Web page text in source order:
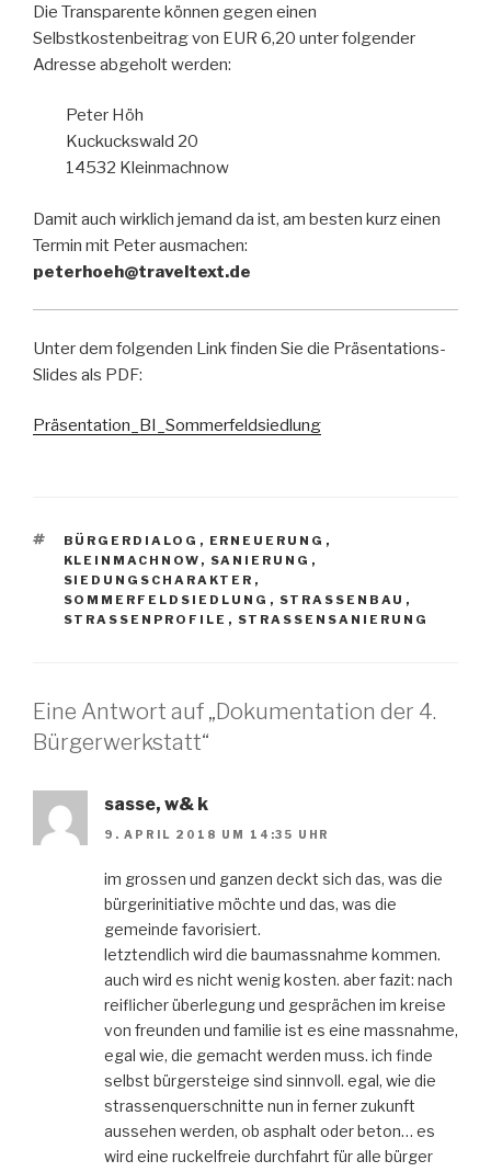
Die Transparente können gegen einen
Selbstkostenbeitrag von EUR 6,20 unter folgender
Adresse abgeholt werden:
Peter Höh
Kuckuckswald 20
14532 Kleinmachnow
Damit auch wirklich jemand da ist, am besten kurz einen
Termin mit Peter ausmachen:
peterhoeh@traveltext.de
Unter dem folgenden Link finden Sie die Präsentations-
Slides als PDF:
Präsentation_BI_Sommerfeldsiedlung
SCHLAGWÖRTER
BÜRGERDIALOG , ERNEUERUNG ,
KLEINMACHNOW , SANIERUNG ,
SIEDUNGSCHARAKTER ,
SOMMERFELDSIEDLUNG , STRASSENBAU
,
STRASSENPROFILE
, STRASSENSANIERUNG
Eine Antwort auf „Dokumentation der 4.
Bürgerwerkstatt“
sasse, w& k
9. APRIL 2018 UM 14:35 UHR
im grossen und ganzen deckt sich das, was die
bürgerinitiative möchte und das, was die
gemeinde favorisiert.
letztendlich wird die baumassnahme kommen.
auch wird es nicht wenig kosten. aber fazit: nach
reiflicher überlegung und gesprächen im kreise
von freunden und familie ist es eine massnahme,
egal wie, die gemacht werden muss. ich finde
selbst bürgersteige sind sinnvoll. egal, wie die
strassenquerschnitte nun in ferner zukunft
aussehen werden, ob asphalt oder beton… es
wird eine ruckelfreie durchfahrt für alle bürger